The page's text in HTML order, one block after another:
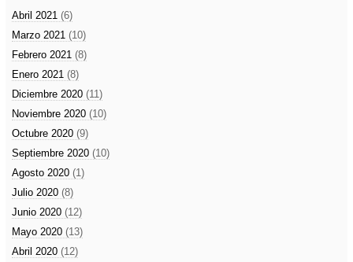
Abril 2021 (6)
Marzo 2021 (10)
Febrero 2021 (8)
Enero 2021 (8)
Diciembre 2020 (11)
Noviembre 2020 (10)
Octubre 2020 (9)
Septiembre 2020 (10)
Agosto 2020 (1)
Julio 2020 (8)
Junio 2020 (12)
Mayo 2020 (13)
Abril 2020 (12)